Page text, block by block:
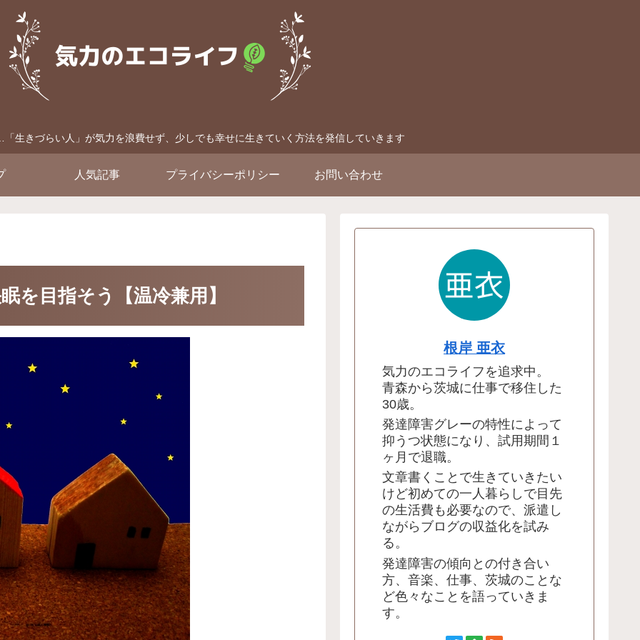
生きづらい人」が気力を浪費せず、少しでも幸せに生きていく方法を発信していきます
人気記事 プライバシーポリシー お問い合わせ
を目指そう【温冷兼用】
根岸 亜衣
気力のエコライフを追求中。
青森から茨城に仕事で移住した
30歳。
発達障害グレーの特性によって
抑うつ状態になり、試用期間１
ヶ月で退職。
文章書くことで生きていきたい
けど初めての一人暮らしで目先
の生活費も必要なので、派遣し
ながらブログの収益化を試み
る。
発達障害の傾向との付き合い
方、音楽、仕事、茨城のことな
ど色々なことを語っていきま
す。